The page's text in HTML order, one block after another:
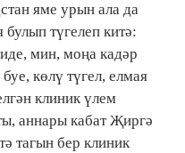
яме урын ала да
булып түгелеп китә:
мин, моңа кадәр
көлү түгел, елмая
клиник үлем
аннары кабат Җиргә
тагын бер клиник